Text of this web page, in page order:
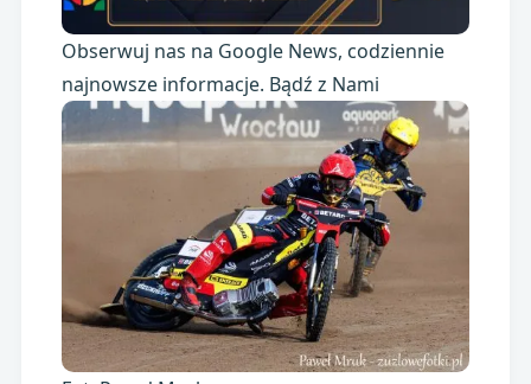
Obserwuj nas na Google News, codziennie
najnowsze informacje. Bądź z Nami